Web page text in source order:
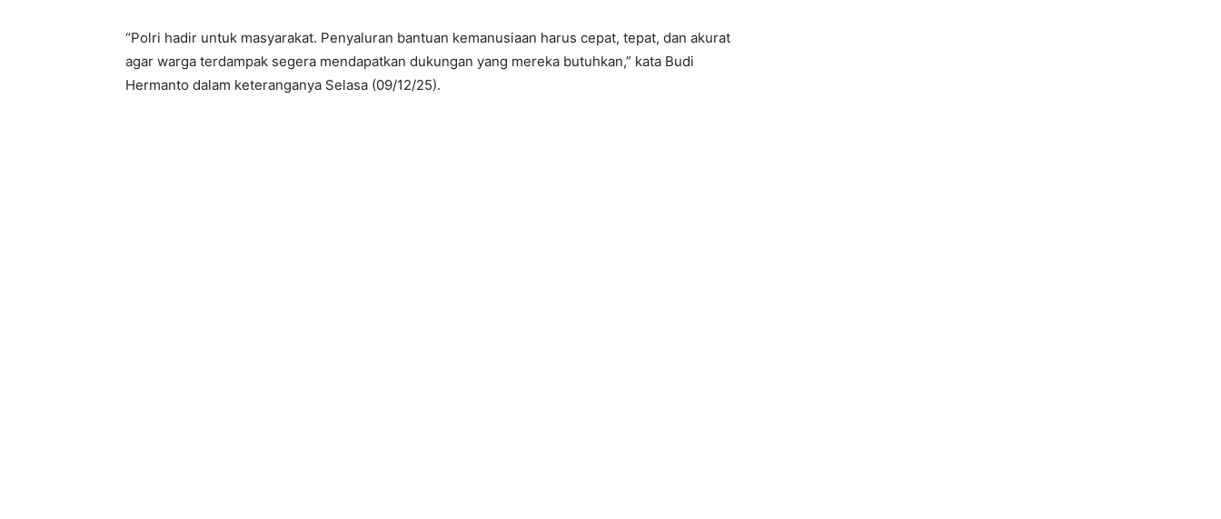
“Polri hadir untuk masyarakat. Penyaluran bantuan kemanusiaan harus cepat, tepat, dan akurat
agar warga terdampak segera mendapatkan dukungan yang mereka butuhkan,” kata Budi
Hermanto dalam keteranganya Selasa (09/12/25).